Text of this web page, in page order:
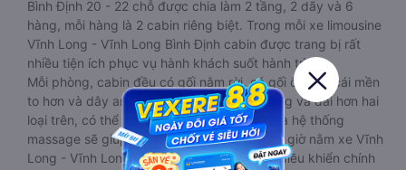
Bình Định 20 - 22 chỗ được chia làm 2 tầng, 2 dãy và 6
hàng, mỗi hàng là 2 cabin riêng biệt. Trong mỗi xe limousine
Vĩnh Long - Vĩnh Long Bình Định cabin được trang bị rất
nhiều tiện ích phục vụ hành khách suốt hành trình.
Mỗi phòng, cabin đều có gối nằm rời, có gối ôm, có cái mền
to hơn và dây an toàn seat belt. Giường rộng và dài hơn hai
loại trên, có thể lăn lộn thoải mái. Đặc biệt là hệ thống
massage sẽ giúp bạn thư giãn trong những giờ nằm xe Vĩnh
Long - Vĩnh Long đến Bình Định dài. Bảng điều khiển chính